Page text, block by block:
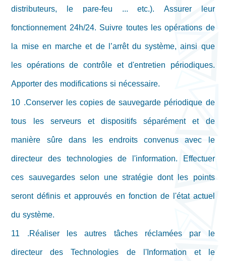
distributeurs, le pare-feu ... etc.). Assurer leur
fonctionnement 24h/24. Suivre toutes les opérations de
la mise en marche et de l’arrêt du système, ainsi que
les opérations de contrôle et d'entretien périodiques.
Apporter des modifications si nécessaire.
10 .Conserver les copies de sauvegarde périodique de
tous les serveurs et dispositifs séparément et de
manière sûre dans les endroits convenus avec le
directeur des technologies de l'information. Effectuer
ces sauvegardes selon une stratégie dont les points
seront définis et approuvés en fonction de l'état actuel
du système.
11 .Réaliser les autres tâches réclamées par le
directeur des Technologies de l'Information et le